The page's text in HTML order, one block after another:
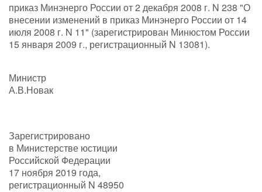
приказ Минэнерго России от 2 декабря 2008 г. N 238 "О
внесении изменений в приказ Минэнерго России от 14
июля 2008 г. N 11" (зарегистрирован Минюстом России
15 января 2009 г., регистрационный N 13081).
Министр
А.В.Новак
Зарегистрировано
в Министерстве юстиции
Российской Федерации
17 ноября 2019 года,
регистрационный N 48950